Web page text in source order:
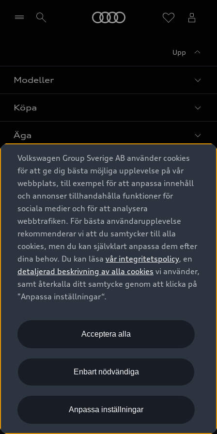
Upp
Modeller
Alla modeller
Elbilar
A6 modellerna
SUV
Avant
Audi Sport
Köpa
Privaterbjudanden
Privatleasing
Nya bilar i lager
Begagnade bilar i lager
Audi approved :plus - så gott som nya
Finansiering
Audi exclusive
Provkörning
Äga
Service & tillbehör
Audi digital services
Originaltillbehör - köp online
Garantier
Försäkring
Digitala manualer för din Audi
Audi Collection – livsstilsartiklar
Vanliga frågor
2G/3G nätet stängs ned - Hur påverkas min bil av detta?
Tjänstebil
Tjänstebil
Business lease online
Företagsleasing
Om Audi Sverige
Kontakta oss
Audi Återförsäljare/-serviceverkstad
myAudi
Pressmeddelanden
Nyhetsbrev
Vårt hållbarhetsarbete
Lediga tjänster huvudkontor
Lediga tjänster hos Audi Återförsäljare
Kommentar till mediauppgifter om dataläcka
© 2026 AUDI SVERIGE. All Rights Reserved.
Utgivare Juridiskt
Juridiskt Audi AG
Juridiskt Audi Digital Giveaway
Anpassa inställningar för cookies
Visselblåsarkanaler
Volkswagen Group Sverige AB använder cookies
för att ge dig bästa möjliga upplevelse på vår
webbplats, till exempel för att anpassa innehåll
och annonser tillhandahålla funktioner för
sociala medier och för att analysera
webbtrafiken. För bästa användarupplevelse
rekommenderar vi att du samtycker till alla
cookies, men du kan självklart anpassa dem efter
dina behov. Du kan läsa vår integritetspolicy, en
detaljerad beskrivning av alla cookies vi använder,
samt återkalla ditt samtycke genom att klicka på
"Anpassa inställningar“.
Acceptera alla
Enbart nödvändiga
Anpassa inställningar